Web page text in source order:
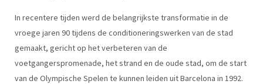
In recentere tijden werd de belangrijkste transformatie in de
vroege jaren 90 tijdens de conditioneringswerken van de stad
gemaakt, gericht op het verbeteren van de
voetgangerspromenade, het strand en de oude stad, om de start
van de Olympische Spelen te kunnen leiden uit Barcelona in 1992.